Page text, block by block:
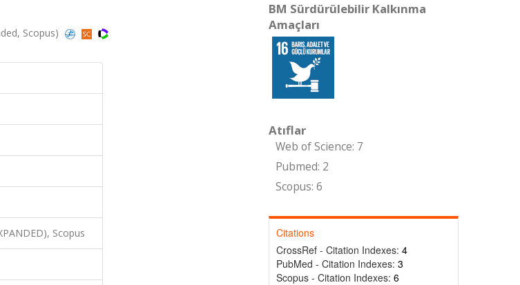
Scopus)
Scopus
BM Sürdürülebilir Kalkınma
Amaçları
Atıflar
Web of Science: 7
Pubmed: 2
Scopus: 6
Citations
CrossRef - Citation Indexes: 4
PubMed - Citation Indexes: 3
Scopus - Citation Indexes: 6